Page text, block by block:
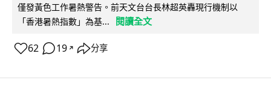
僅發黃色工作暑熱警告。前天文台台長林超英轟現行機制以
「香港暑熱指數」為基...
閱讀全文
62 19 ↗ 分享